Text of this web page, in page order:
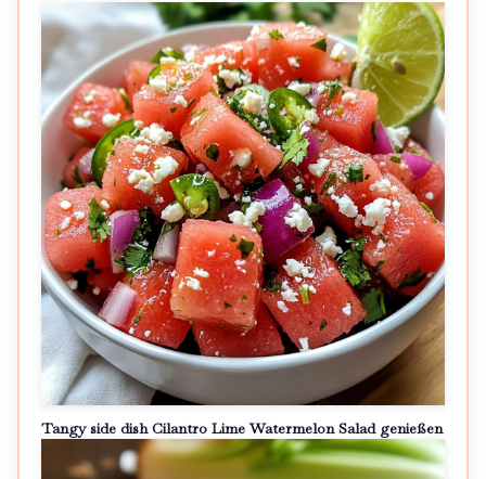
Tangy side dish Cilantro Lime Watermelon Salad genießen